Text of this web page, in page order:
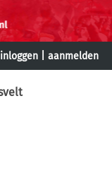
inloggen aanmelden